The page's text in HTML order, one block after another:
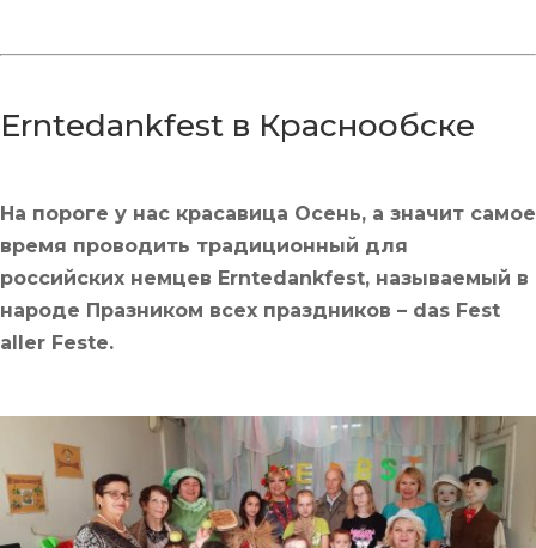
Erntedankfest в Краснообске
На пороге у нас красавица Осень, а значит самое
время проводить традиционный для
российских немцев Erntedankfest, называемый в
народе Празником всех праздников – das Fest
aller Feste.